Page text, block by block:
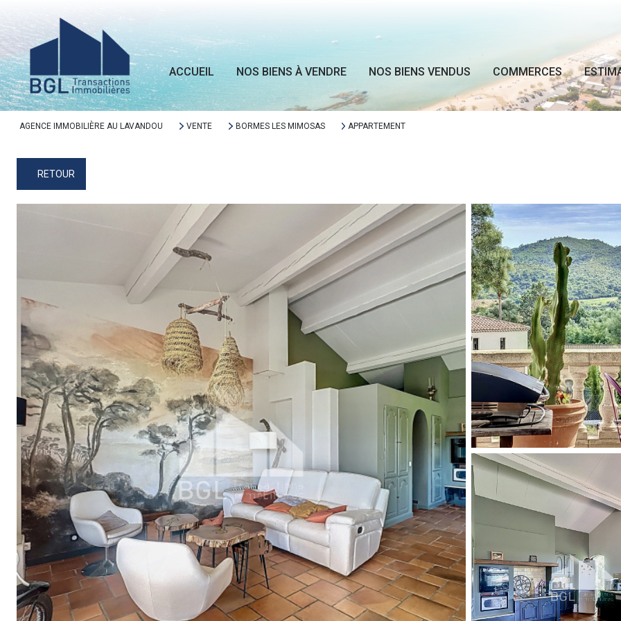
ACCUEIL NOS BIENS À VENDRE NOS BIENS VENDUS COMMERCES
AGENCE IMMOBILIÈRE AU LAVANDOU VENTE BORMES LES MIMOSAS APPARTEMENT
RETOUR